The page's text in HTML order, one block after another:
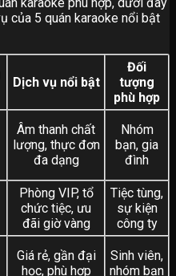
của 5 quán karaoke nổi bật
Dịch vụ nổi bật
Đối
tượng
phù hợp
Âm thanh chất
lượng, thực đơn
đa dạng
Nhóm
bạn, gia
đình
Phòng VIP, tổ
chức tiệc, ưu
đãi giờ vàng
Tiệc tùng,
sự kiện
công ty
Giá rẻ, gần đại
học, phù hợp
Sinh viên,
nhóm bạn